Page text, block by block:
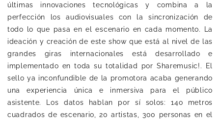
últimas innovaciones tecnológicas y combina a la
perfección los audiovisuales con la sincronización de
todo lo que pasa en el escenario en cada momento. La
ideación y creación de este show que está al nivel de las
grandes giras internacionales está desarrollado e
implementado en toda su totalidad por Sharemusic!. El
sello ya inconfundible de la promotora acaba generando
una experiencia única e inmersiva para el público
asistente. Los datos hablan por sí solos: 14o metros
cuadrados de escenario, 20 artistas, 300 personas en el